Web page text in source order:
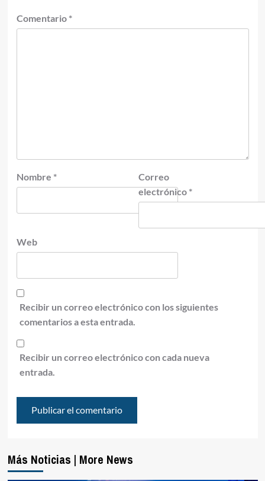
Comentario *
Nombre *
Correo
electrónico *
Web
Recibir un correo electrónico con los siguientes
comentarios a esta entrada.
Recibir un correo electrónico con cada nueva
entrada.
Más Noticias | More News